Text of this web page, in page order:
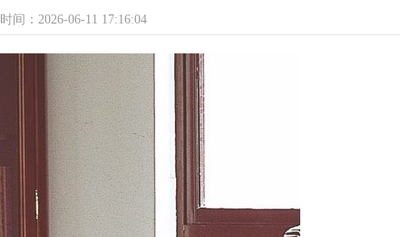
时间：2026-06-11 17:16:04